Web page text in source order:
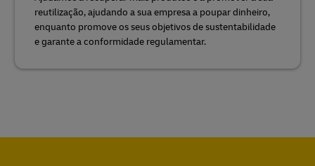
reutilização, ajudando a sua empresa a poupar dinheiro,
enquanto promove os seus objetivos de sustentabilidade
e garante a conformidade regulamentar.